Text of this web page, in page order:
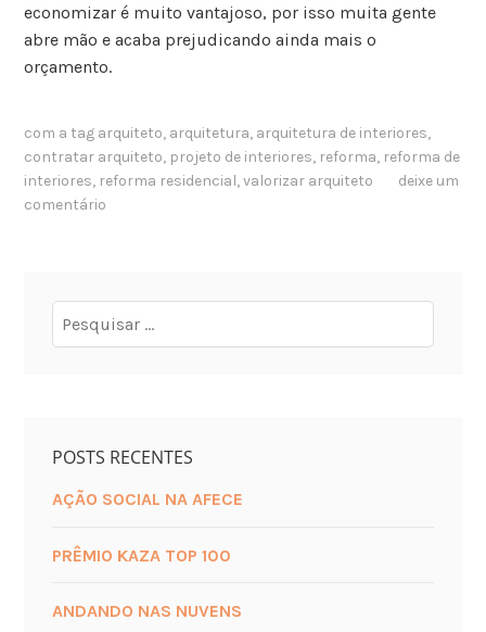
economizar é muito vantajoso, por isso muita gente
abre mão e acaba prejudicando ainda mais o
orçamento.
com a tag arquiteto, arquitetura, arquitetura de interiores,
contratar arquiteto, projeto de interiores, reforma, reforma de
interiores, reforma residencial,valorizar arquiteto
deixe um
comentário
POSTS RECENTES
AÇÃO SOCIAL NA AFECE
PRÊMIO KAZA TOP 100
ANDANDO NAS NUVENS